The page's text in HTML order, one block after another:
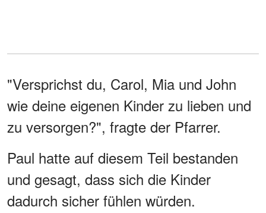
"Versprichst du, Carol, Mia und John
wie deine eigenen Kinder zu lieben und
zu versorgen?", fragte der Pfarrer.
Paul hatte auf diesem Teil bestanden
und gesagt, dass sich die Kinder
dadurch sicher fühlen würden.